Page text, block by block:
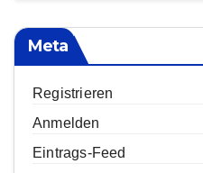
Meta
Registrieren
Anmelden
Eintrags-Feed